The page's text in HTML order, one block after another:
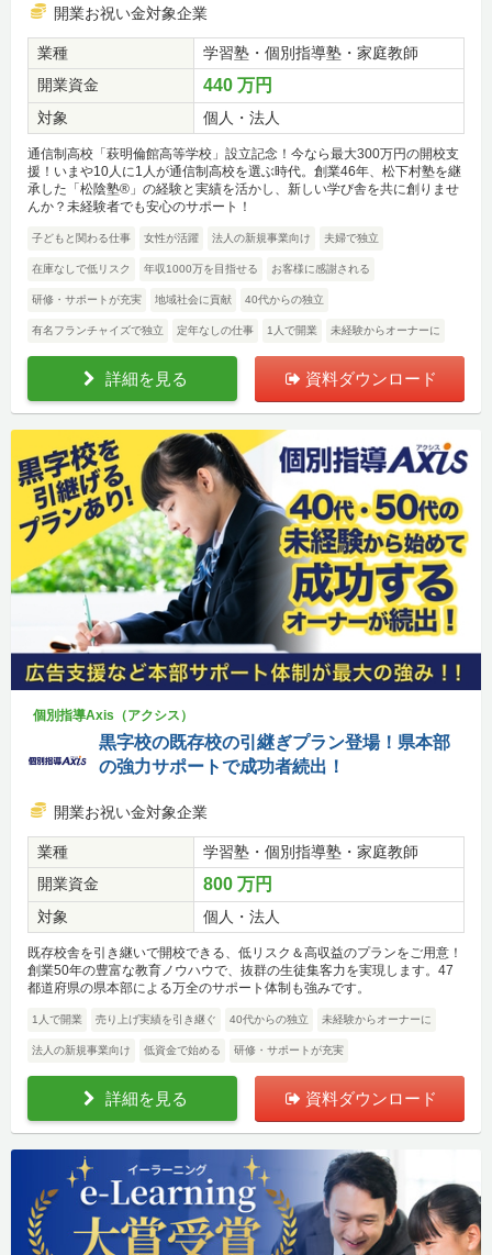
開業お祝い金対象企業
業種
学習塾・個別指導塾・家庭教師
開業資金
440 万円
対象 個人・法人
通信制高校「萩明倫館高等学校」設立記念！今なら最大300万円の開校支
援！いまや10人に1人が通信制高校を選ぶ時代。創業46年、松下村塾を継
承した「松陰塾®」の経験と実績を活かし、新しい学び舎を共に創りませ
んか？未経験者でも安心のサポート！
子どもと関わる仕事 女性が活躍 法人の新規事業向け 夫婦で独立
在庫なしで低リスク 年収1000万を目指せる お客様に感謝される
研修・サポートが充実 地域社会に貢献 40代からの独立
有名フランチャイズで独立 定年なしの仕事 1人で開業 未経験からオーナーに
詳細を見る 資料ダウンロード
個別指導Axis（アクシス）
黒字校の既存校の引継ぎプラン登場！県本部
の強力サポートで成功者続出！
開業お祝い金対象企業
業種
学習塾・個別指導塾・家庭教師
開業資金
800 万円
対象 個人・法人
既存校舎を引き継いで開校できる、低リスク＆高収益のプランをご用意！
創業50年の豊富な教育ノウハウで、抜群の生徒集客力を実現します。47
都道府県の県本部による万全のサポート体制も強みです。
1人で開業 売り上げ実績を引き継ぐ 40代からの独立 未経験からオーナーに
法人の新規事業向け 低資金で始める 研修・サポートが充実
詳細を見る 資料ダウンロード